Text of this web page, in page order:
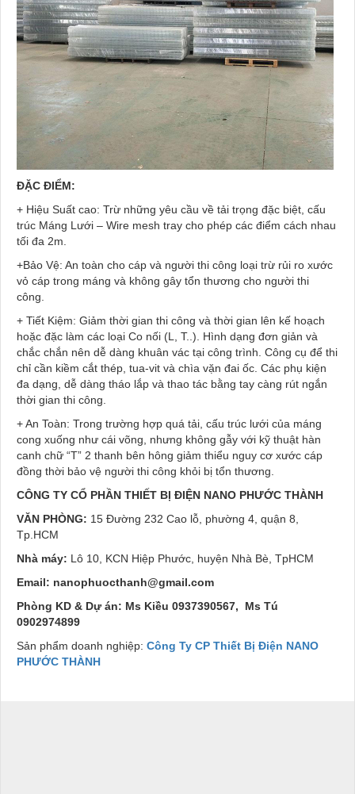
ĐẶC ĐIỂM:
+ Hiệu Suất cao: Trừ những yêu cầu về tải trọng đặc biệt, cấu
trúc Máng Lưới – Wire mesh tray cho phép các điểm cách nhau
tối đa 2m.
+Bảo Vệ: An toàn cho cáp và người thi công loại trừ rủi ro xước
vỏ cáp trong máng và không gây tổn thương cho người thi
công.
+ Tiết Kiệm: Giảm thời gian thi công và thời gian lên kế hoạch
hoặc đặc làm các loại Co nối (L, T..). Hình dạng đơn giản và
chắc chắn nên dễ dàng khuân vác tại công trình. Công cụ để thi
chỉ cần kiềm cắt thép, tua-vit và chìa vặn đai ốc. Các phụ kiện
đa dạng, dễ dàng tháo lắp và thao tác bằng tay càng rút ngắn
thời gian thi công.
+ An Toàn: Trong trường hợp quá tải, cấu trúc lưới của máng
cong xuống như cái võng, nhưng không gẫy với kỹ thuật hàn
canh chữ “T” 2 thanh bên hông giảm thiểu nguy cơ xước cáp
đồng thời bảo vệ người thi công khỏi bị tổn thương.
CÔNG TY CỔ PHẦN THIẾT BỊ ĐIỆN NANO PHƯỚC THÀNH
VĂN PHÒNG: 15 Đường 232 Cao lỗ, phường 4, quận 8,
Tp.HCM
Nhà máy: Lô 10, KCN Hiệp Phước, huyện Nhà Bè, TpHCM
Email: nanophuocthanh@gmail.com
Phòng KD & Dự án: Ms Kiều 0937390567, Ms Tú
0902974899
Sản phẩm doanh nghiệp: Công Ty CP Thiết Bị Điện NANO
PHƯỚC THÀNH